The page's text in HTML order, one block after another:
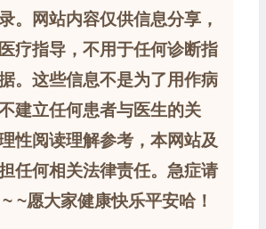
。网站内容仅供信息分享，
疗指导，不用于任何诊断指
。这些信息不是为了用作病
建立任何患者与医生的关
性阅读理解参考，本网站及
任何相关法律责任。急症请
~愿大家健康快乐平安哈！